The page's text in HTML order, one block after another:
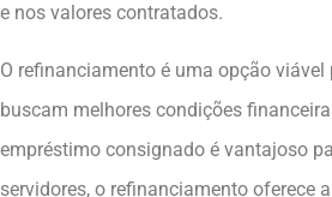
e nos valores contratados.
O refinanciamento é uma opção viável
buscam melhores condições
empréstimo consignado é vantajoso
servidores, o refinanciamento oferece